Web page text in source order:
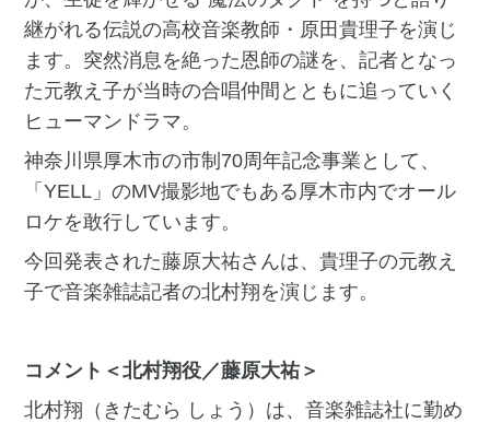
継がれる伝説の高校音楽教師・原田貴理子を演じ
ます。突然消息を絶った恩師の謎を、記者となっ
た元教え子が当時の合唱仲間とともに追っていく
ヒューマンドラマ。
神奈川県厚木市の市制70周年記念事業として、
「YELL」のMV撮影地でもある厚木市内でオール
ロケを敢行しています。
今回発表された藤原大祐さんは、貴理子の元教え
子で音楽雑誌記者の北村翔を演じます。
コメント＜北村翔役／藤原⼤祐＞
北村翔（きたむら しょう）は、⾳楽雑誌社に勤め